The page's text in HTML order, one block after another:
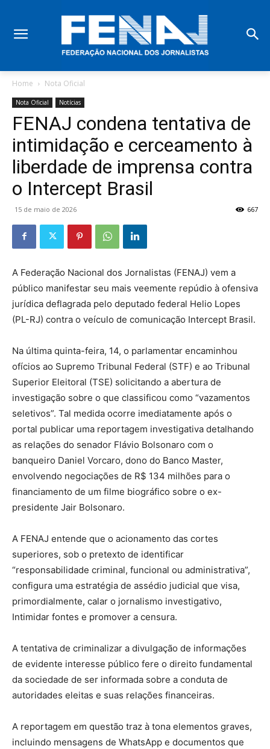
Home Nota Oficial
Nota Oficial Notícias
FENAJ condena tentativa de
intimidação e cerceamento à
liberdade de imprensa contra
o Intercept Brasil
15 de maio de 2026 667
A Federação Nacional dos Jornalistas (FENAJ) vem a
público manifestar seu mais veemente repúdio à ofensiva
jurídica deflagrada pelo deputado federal Helio Lopes
(PL-RJ) contra o veículo de comunicação Intercept Brasil.
Na última quinta-feira, 14, o parlamentar encaminhou
ofícios ao Supremo Tribunal Federal (STF) e ao Tribunal
Superior Eleitoral (TSE) solicitando a abertura de
investigação sobre o que classificou como “vazamentos
seletivos”. Tal medida ocorre imediatamente após o
portal publicar uma reportagem investigativa detalhando
as relações do senador Flávio Bolsonaro com o
banqueiro Daniel Vorcaro, dono do Banco Master,
envolvendo negociações de R$ 134 milhões para o
financiamento de um filme biográfico sobre o ex-
presidente Jair Bolsonaro.
A FENAJ entende que o acionamento das cortes
superiores, sob o pretexto de identificar
“responsabilidade criminal, funcional ou administrativa”,
configura uma estratégia de assédio judicial que visa,
primordialmente, calar o jornalismo investigativo,
Intimidar fontes e promover a censura.
A tentativa de criminalizar a divulgação de informações
de evidente interesse público fere o direito fundamental
da sociedade de ser informada sobre a conduta de
autoridades eleitas e suas relações financeiras.
A reportagem em questão traz à tona elementos graves,
incluindo mensagens de WhatsApp e documentos que